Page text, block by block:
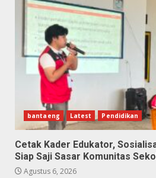
bantaeng Latest Pendidikan
Cetak Kader Edukator,
Siap Saji Sasar Komunitas
Agustus 6, 2026